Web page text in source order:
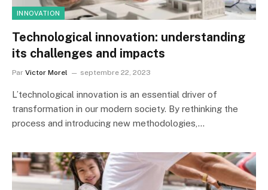
INNOVATION
Technological innovation: understanding
its challenges and impacts
Par Victor Morel septembre 22, 2023
L’technological innovation is an essential driver of
transformation in our modern society. By rethinking the
process and introducing new methodologies,…